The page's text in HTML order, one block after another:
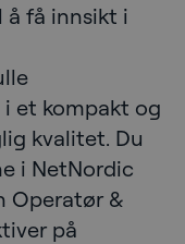
å få innsikt i
et kompakt og
kvalitet. Du
i NetNordic
Operatør &
på